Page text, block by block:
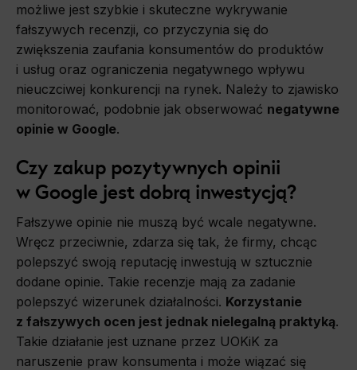
możliwe jest szybkie i skuteczne wykrywanie
fałszywych recenzji, co przyczynia się do
zwiększenia zaufania konsumentów do produktów
i usług oraz ograniczenia negatywnego wpływu
nieuczciwej konkurencji na rynek. Należy to zjawisko
monitorować, podobnie jak obserwować negatywne
opinie w Google.
Czy zakup pozytywnych opinii
w Google jest dobrą inwestycją?
Fałszywe opinie nie muszą być wcale negatywne.
Wręcz przeciwnie, zdarza się tak, że firmy, chcąc
polepszyć swoją reputację inwestują w sztucznie
dodane opinie. Takie recenzje mają za zadanie
polepszyć wizerunek działalności. Korzystanie
z fałszywych ocen jest jednak nielegalną praktyką.
Takie działanie jest uznane przez UOKiK za
naruszenie praw konsumenta i może wiązać się